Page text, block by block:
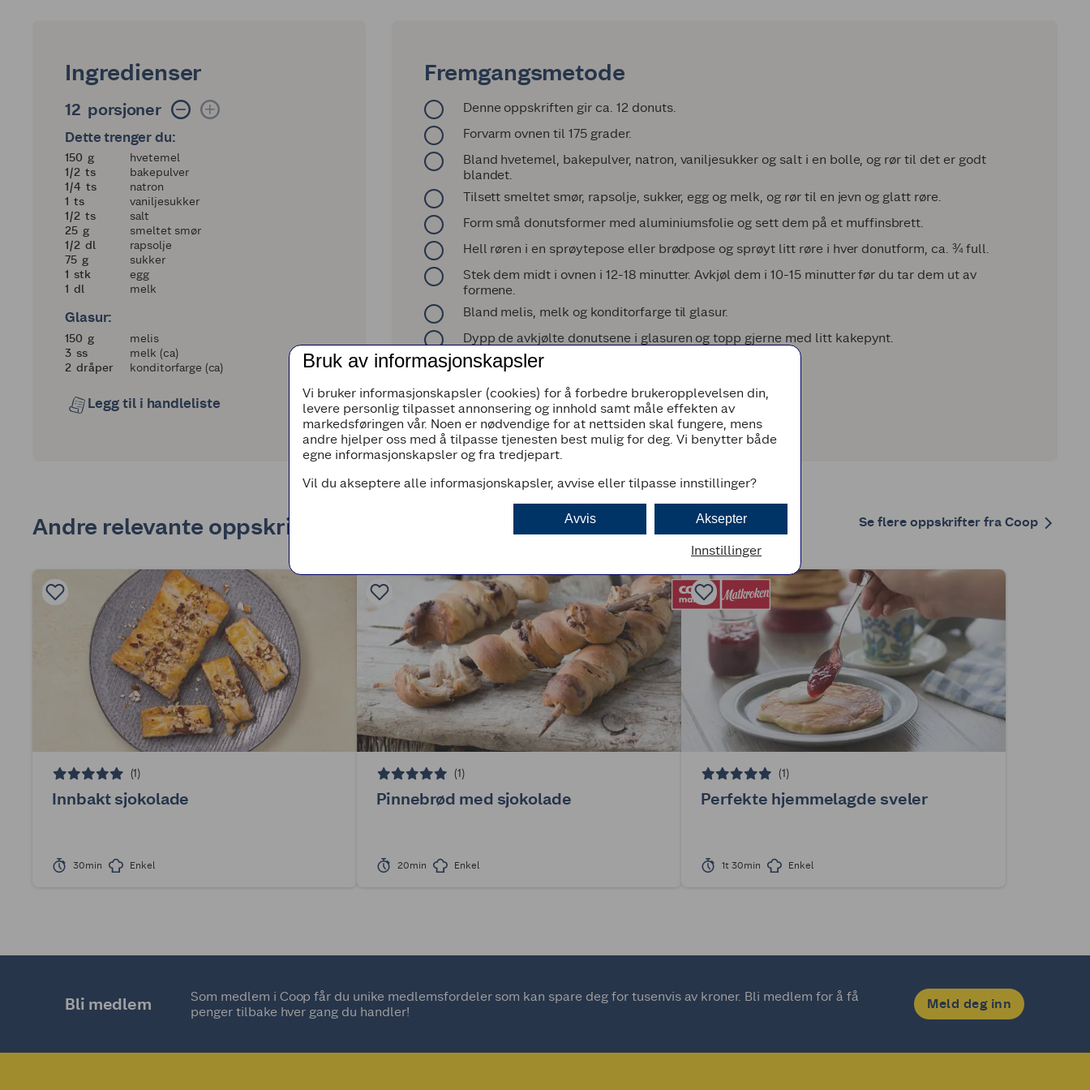
Ingredienser
12 porsjoner
12 porsjoner
Dette trenger du:
150
150 g
hvetemel
en halv
1/2 ts
bakepulver
en fjerdedel
1/4 ts
natron
11 ts
vaniljesukker
en halv
1/2 ts
salt
25
25 g
smeltet smør
en halv
1/2 dl
rapsolje
75
75 g
sukker
11 stk
egg
11 dl melk
Glasur:
150
150 g
melis
3
3 ss
melk (ca)
2
2 dråper konditorfarge (ca)
Legg til i handleliste
Fremgangsmetode
Denne oppskriften gir ca. 12 donuts.
Forvarm ovnen til 175 grader.
Bland hvetemel, bakepulver, natron, vaniljesukker og salt i en bolle, og rør til det er godt
blandet.
Tilsett smeltet smør, rapsolje, sukker, egg og melk, og rør til en jevn og glatt røre.
Form små donutsformer med aluminiumsfolie og sett dem på et muffinsbrett.
Hell røren i en sprøytepose eller brødpose og sprøyt litt røre i hver donutform, ca. ¾ full.
Stek dem midt i ovnen i 12-18 minutter. Avkjøl dem i 10-15 minutter før du tar dem ut av
formene.
Bland melis, melk og konditorfarge til glasur.
Dypp de avkjølte donutsene i glasuren og topp gjerne med litt kakepynt.
Andre relevante oppskrifter Se flere oppskrifter fra Coop
(1)
Innbakt sjokolade
30min Enkel
(1)
Pinnebrød med sjokolade
20min Enkel
(1)
Perfekte hjemmelagde sveler
1t 30min Enkel
Bli medlem
Som medlem i Coop får du unike medlemsfordeler som kan spare deg for tusenvis av kroner. Bli medlem for å få
penger tilbake hver gang du handler!
Meld deg inn
Bruk av informasjonskapsler
Vi bruker informasjonskapsler (cookies) for å forbedre brukeropplevelsen din,
levere personlig tilpasset annonsering og innhold samt måle effekten av
markedsføringen vår. Noen er nødvendige for at nettsiden skal fungere, mens
andre hjelper oss med å tilpasse tjenesten best mulig for deg. Vi benytter både
egne informasjonskapsler og fra tredjepart.
Vil du akseptere alle informasjonskapsler, avvise eller tilpasse innstillinger?
Aksepter
Avvis
Innstillinger